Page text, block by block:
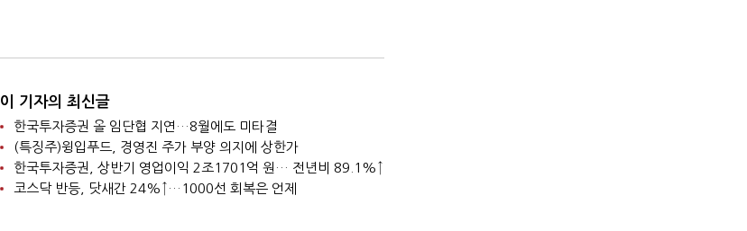
이 기자의 최신글
한국투자증권 올 임단협 지연…8월에도 미타결
(특징주)윙입푸드, 경영진 주가 부양 의지에 상한가
한국투자증권, 상반기 영업이익 2조1701억 원… 전년비 89.1%↑
코스닥 반등, 닷새간 24%↑…1000선 회복은 언제